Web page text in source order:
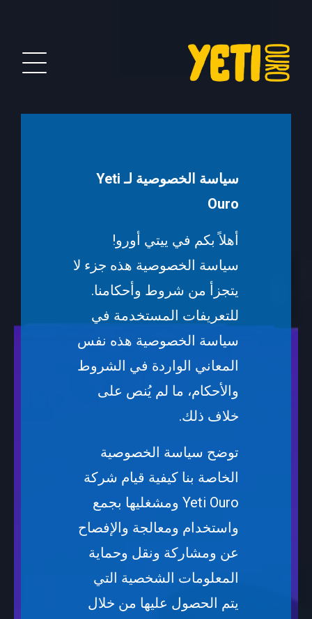
سياسة الخصوصية لـ Yeti
Ouro
أهلاً بكم في ييتي أورو!
سياسة الخصوصية هذه جزء لا
يتجزأ من شروط وأحكامنا.
للتعريفات المستخدمة في
سياسة الخصوصية هذه نفس
المعاني الواردة في الشروط
والأحكام، ما لم يُنص على
خلاف ذلك.
توضح سياسة الخصوصية
الخاصة بنا كيفية قيام شركة
Yeti Ouro ومشغليها بجمع
واستخدام ومعالجة والإفصاح
عن ومشاركة ونقل وحماية
المعلومات الشخصية التي
يتم الحصول عليها من خلال